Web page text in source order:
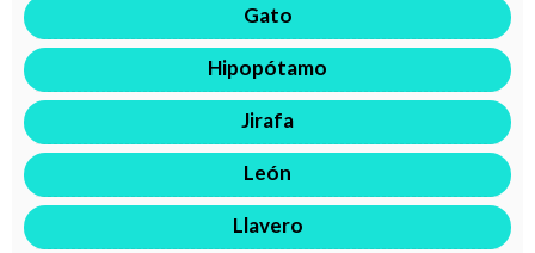
Gato
Hipopótamo
Jirafa
León
Llavero